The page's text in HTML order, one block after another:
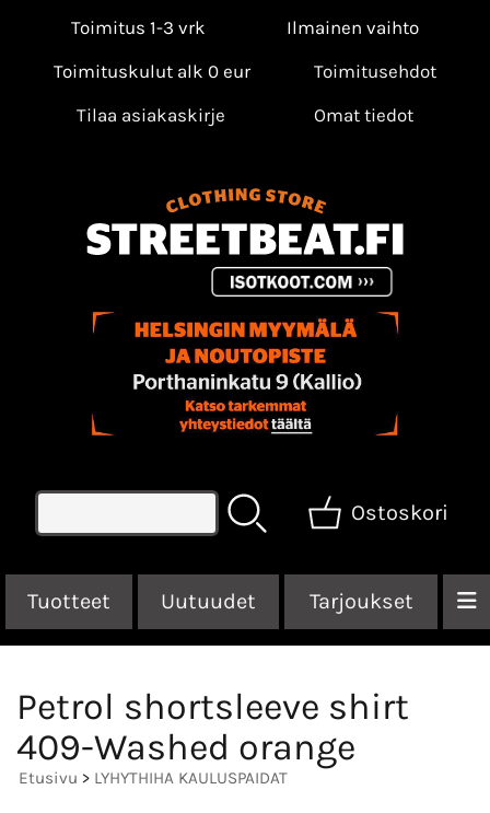
Toimitus 1-3 vrk
Ilmainen vaihto
Toimituskulut alk 0 eur
Toimitusehdot
Tilaa asiakaskirje
Omat tiedot
Ostoskori
Tuotteet Uutuudet Tarjoukset
Petrol shortsleeve shirt
409-Washed orange
Etusivu > LYHYTHIHA KAULUSPAIDAT